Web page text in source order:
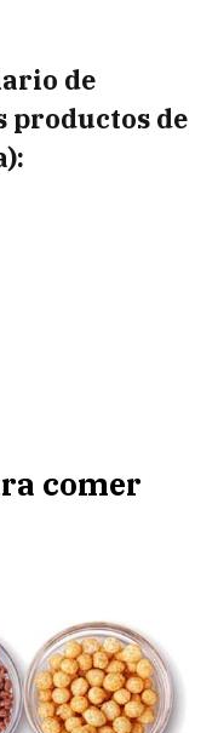
de
productos de
comer